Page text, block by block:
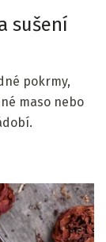
sušení
pokrmy,
maso nebo